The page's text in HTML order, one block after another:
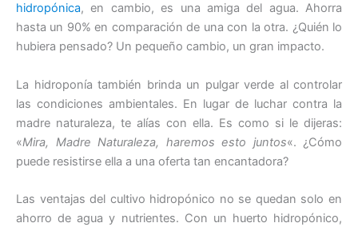
hidropónica, en cambio, es una amiga del agua. Ahorra
hasta un 90% en comparación de una con la otra. ¿Quién lo
hubiera pensado? Un pequeño cambio, un gran impacto.
La hidroponía también brinda un pulgar verde al controlar
las condiciones ambientales. En lugar de luchar contra la
madre naturaleza, te alías con ella. Es como si le dijeras:
«Mira, Madre Naturaleza, haremos esto juntos«. ¿Cómo
puede resistirse ella a una oferta tan encantadora?
Las ventajas del cultivo hidropónico no se quedan solo en
ahorro de agua y nutrientes. Con un huerto hidropónico,